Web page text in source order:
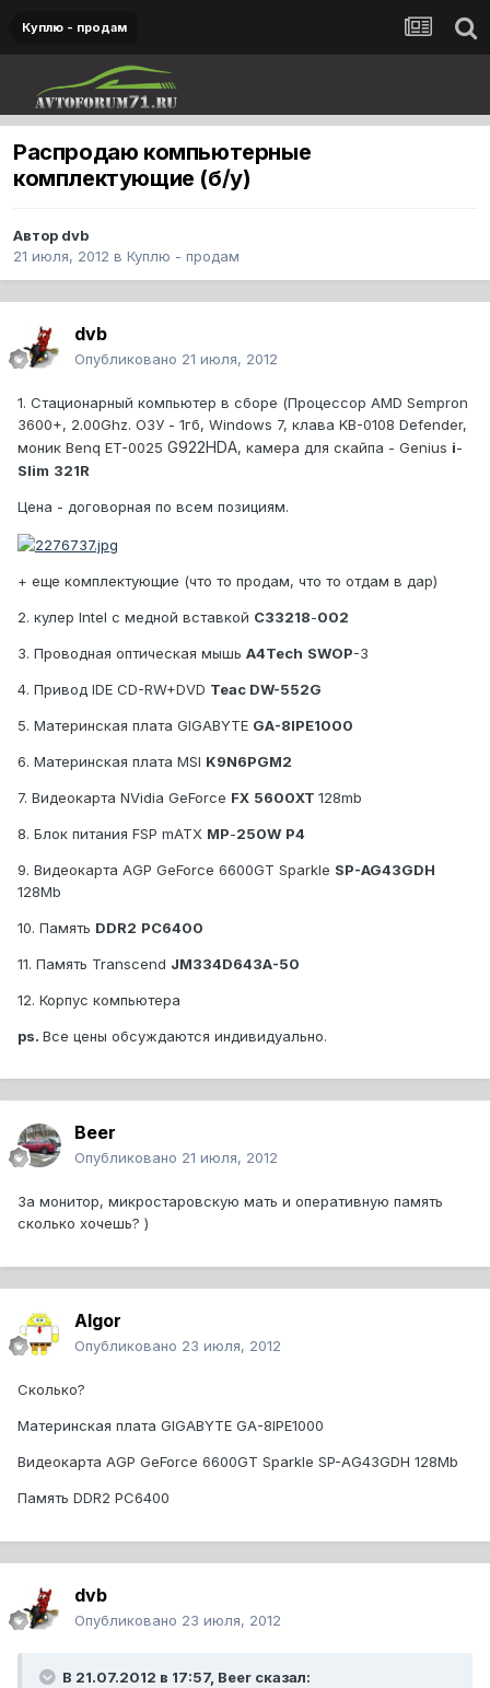
Куплю - продам
Распродаю компьютерные
комплектующие (б/у)
Автор dvb
21 июля, 2012 в Куплю - продам
dvb
Опубликовано 21 июля, 2012
1. Стационарный компьютер в сборе (Процессор AMD Sempron
3600+, 2.00Ghz. ОЗУ - 1гб, Windows 7, клава KB-0108 Defender,
моник Benq ET-0025 G922HDA, камера для скайпа - Genius i-
Slim 321R
Цена - договорная по всем позициям.
+ еще комплектующие (что то продам, что то отдам в дар)
2. кулер Intel c медной вставкой С33218-002
3. Проводная оптическая мышь A4Tech SWOP-3
4. Привод IDE CD-RW+DVD Teac DW-552G
5. Материнская плата GIGABYTE GA-8IPE1000
6. Материнская плата MSI K9N6PGM2
7. Видеокарта NVidia GeForce FX 5600XT 128mb
8. Блок питания FSP mATX MP-250W P4
9. Видеокарта AGP GeForce 6600GT Sparkle SP-AG43GDH
128Mb
10. Память DDR2 PC6400
11. Память Transcend JM334D643A-50
12. Корпус компьютера
ps. Все цены обсуждаются индивидуально.
Beer
Опубликовано 21 июля, 2012
За монитор, микростаровскую мать и оперативную память
сколько хочешь? )
Algor
Опубликовано 23 июля, 2012
Сколько?
Материнская плата GIGABYTE GA-8IPE1000
Видеокарта AGP GeForce 6600GT Sparkle SP-AG43GDH 128Mb
Память DDR2 PC6400
dvb
Опубликовано 23 июля, 2012
В 21.07.2012 в 17:57, Beer сказал: